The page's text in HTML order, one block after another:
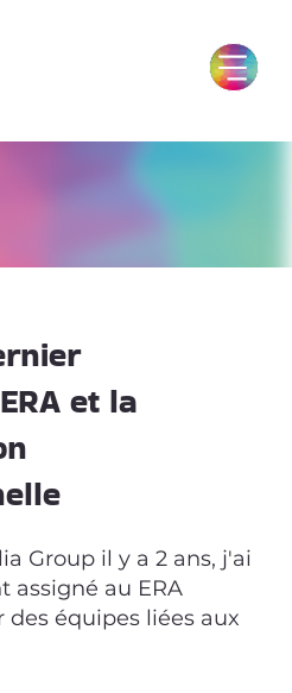
et la
Group il y a 2 ans, j'ai
au ERA
des équipes liées aux